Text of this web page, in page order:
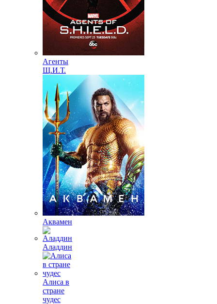
Агенты
Щ.И.Т.
Аквамен
Аладдин
Алиса в
стране
чудес